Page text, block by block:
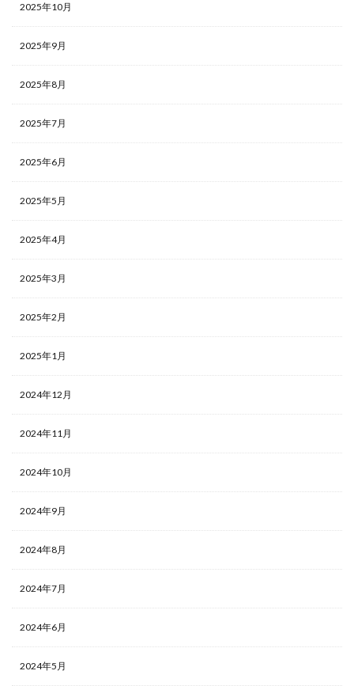
2025年10月
2025年9月
2025年8月
2025年7月
2025年6月
2025年5月
2025年4月
2025年3月
2025年2月
2025年1月
2024年12月
2024年11月
2024年10月
2024年9月
2024年8月
2024年7月
2024年6月
2024年5月